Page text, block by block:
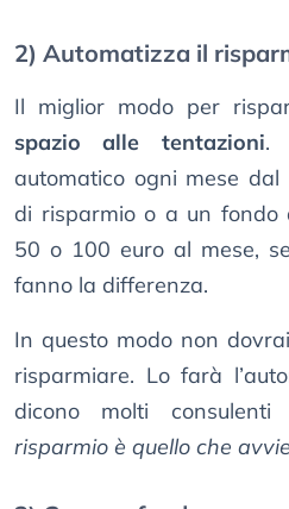
2) Automatizza il
Il miglior modo per
spazio alle tentazioni.
automatico ogni mese
di risparmio o a un fondo
50 o 100 euro al mese,
fanno la differenza.
In questo modo non
risparmiare. Lo farà
dicono molti consulenti
risparmio è quello che